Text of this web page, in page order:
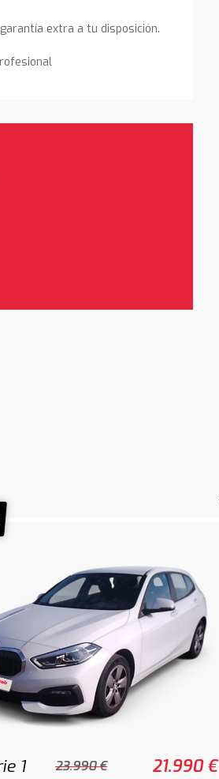
extra a tu disposición.
1 23.990 € 21.990 €